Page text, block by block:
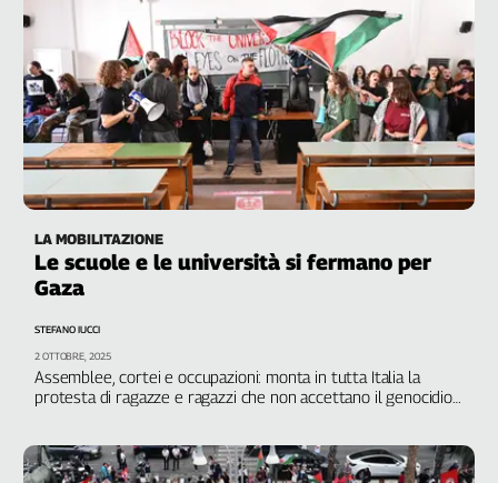
LA MOBILITAZIONE
Le scuole e le università si fermano per
Gaza
Assemblee, cortei e occupazioni: monta in tutta Italia la
protesta di ragazze e ragazzi che non accettano il genocidio
STEFANO IUCCI
2 OTTOBRE, 2025